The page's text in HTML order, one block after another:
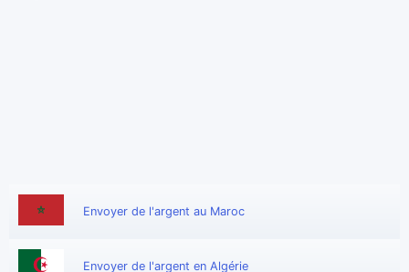
Envoyer de l'argent au Maroc
Envoyer de l'argent en Algérie